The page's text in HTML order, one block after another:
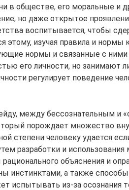
в обществе, его моральные и
но даже открытое
воспитывается, чтобы
этому, изучая правила и
нормы и связанные с
его личности, но занимают
регулирует поведение
между бессознательным и
порождает множество
степени человеку удается
разработки и
объяснения и
инстинктами, а также способы
испытывать из-за осознания